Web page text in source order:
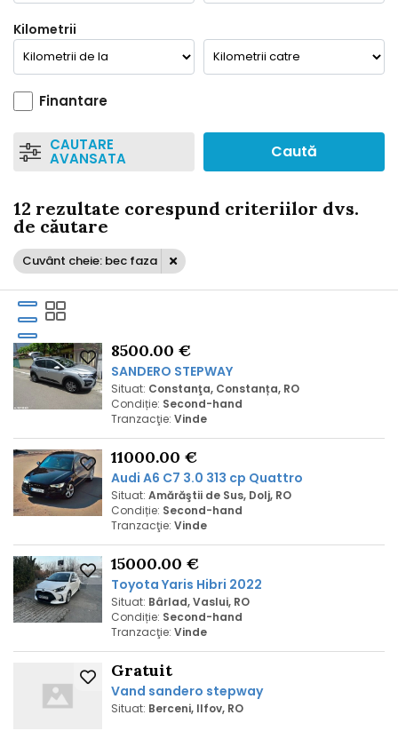
Kilometrii
Finantare
CAUTARE
AVANSATA Caută
12 rezultate corespund criteriilor dvs.
de căutare
Cuvânt cheie: bec faza
8500.00 €
SANDERO STEPWAY
Situat: Constanţa, Constanța, RO
Condiție: Second-hand
Tranzacţie: Vinde
11000.00 €
Audi A6 C7 3.0 313 cp Quattro
Situat: Amărăştii de Sus, Dolj, RO
Condiție: Second-hand
Tranzacţie: Vinde
15000.00 €
Toyota Yaris Hibri 2022
Situat: Bârlad, Vaslui, RO
Condiție: Second-hand
Tranzacţie: Vinde
Gratuit
Vand sandero stepway
Situat: Berceni, Ilfov, RO